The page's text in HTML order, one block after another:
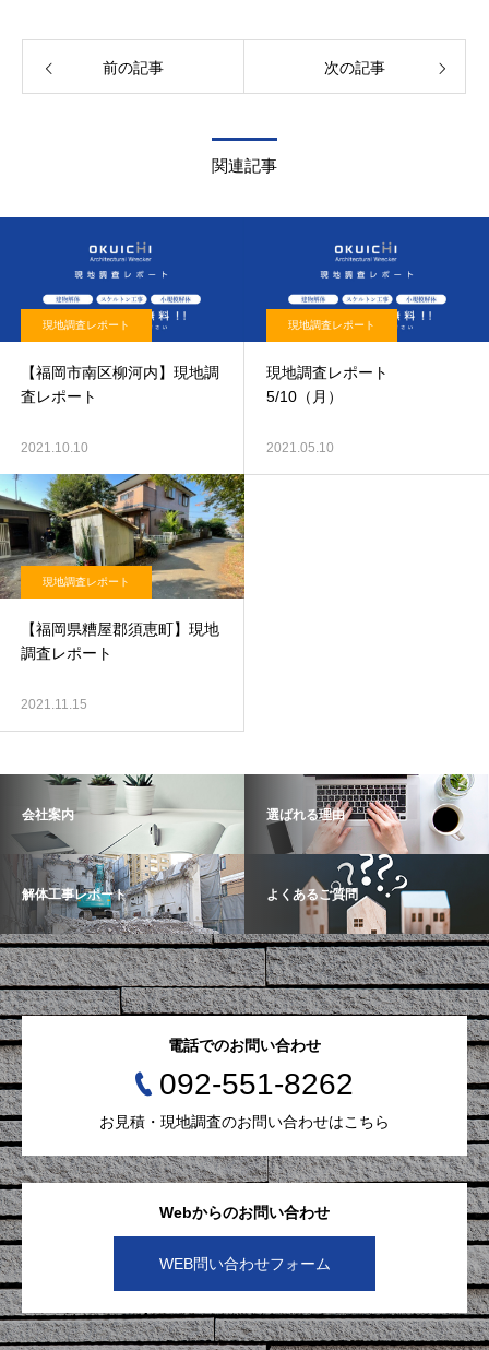
前の記事 次の記事
関連記事
現地調査レポート
【福岡市南区柳河内】現地調
査レポート
2021.10.10
現地調査レポート
現地調査レポート
5/10（月）
2021.05.10
現地調査レポート
【福岡県糟屋郡須恵町】現地
調査レポート
2021.11.15
会社案内 選ばれる理由
解体工事レポート よくあるご質問
Webからのお問い合わせ
WEB問い合わせフォーム
電話でのお問い合わせ
092-551-8262
お見積・現地調査のお問い合わせはこちら